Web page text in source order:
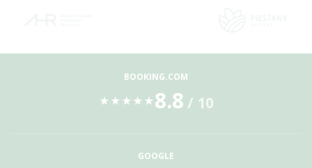
BOOKING.COM
★ ★ ★ ★ ★ 8.8 / 10
GOOGLE